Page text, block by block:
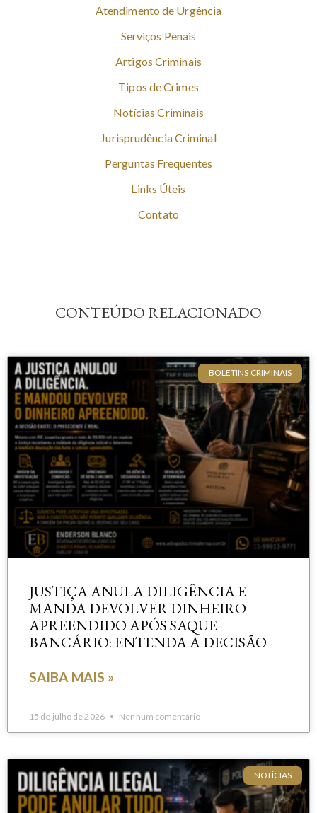
Atendimento de Urgência
Serviços Penais
Artigos Criminais
Tipos de Crimes
Notícias Criminais
Jurisprudência Criminal
Perguntas Frequentes
Links Úteis
Contato
CONTEÚDO RELACIONADO
BOLETINS CRIMINAIS
JUSTIÇA ANULA DILIGÊNCIA E
MANDA DEVOLVER DINHEIRO
APREENDIDO APÓS SAQUE
BANCÁRIO: ENTENDA A DECISÃO
SAIBA MAIS »
15 de julho de 2026 Nenhum comentário
NOTÍCIAS